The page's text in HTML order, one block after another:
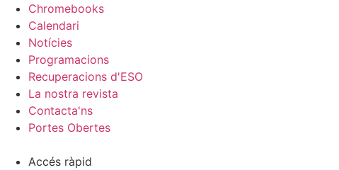
Chromebooks
Calendari
Notícies
Programacions
Recuperacions d'ESO
La nostra revista
Contacta'ns
Portes Obertes
Accés ràpid